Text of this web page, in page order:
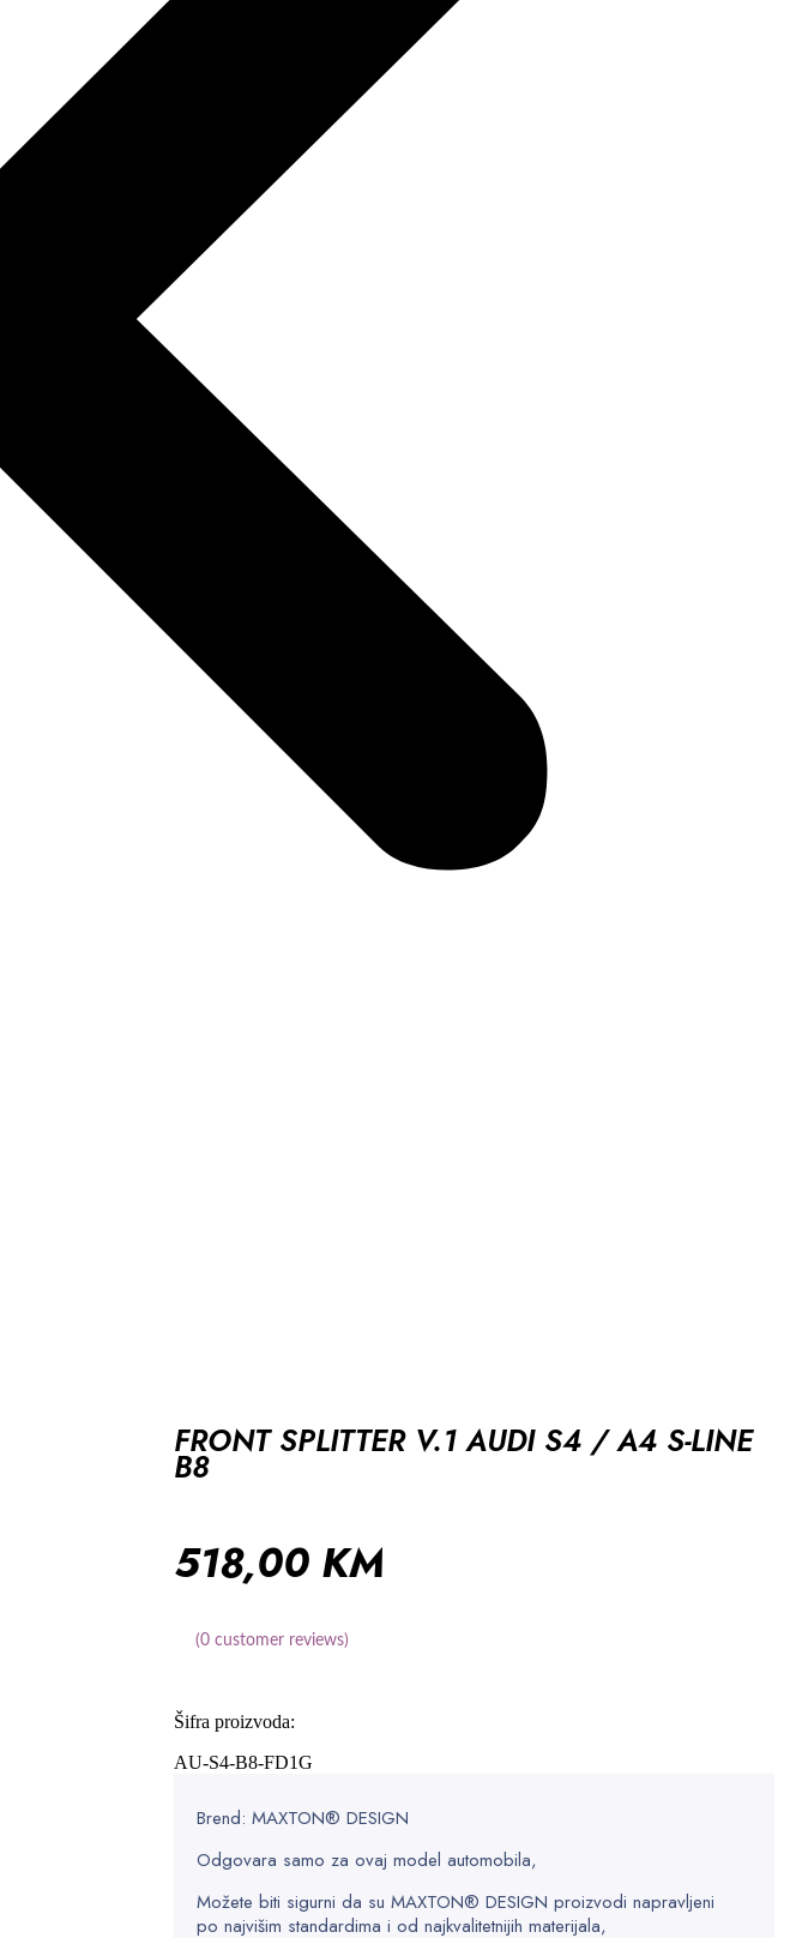
FRONT SPLITTER V.1 AUDI S4 / A4 S-LINE
B8
518,00 KM
(0customer reviews)
Šifra proizvoda:
AU-S4-B8-FD1G
Brend: MAXTON® DESIGN
Odgovara samo za ovaj model automobila,
Možete biti sigurni da su MAXTON® DESIGN proizvodi napravljeni
po najvišim standardima i od najkvalitetnijih materijala,